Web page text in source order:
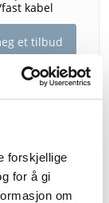
forskjellige
for å gi
om
kabel
et tilbud